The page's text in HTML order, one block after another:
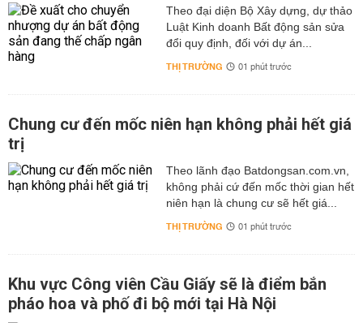
Theo đại diện Bộ Xây dựng, dự thảo
Luật Kinh doanh Bất động sản sửa
đổi quy định, đối với dự án...
THỊ TRƯỜNG 01 phút trước
Chung cư đến mốc niên hạn không phải hết giá
trị
Theo lãnh đạo Batdongsan.com.vn,
không phải cứ đến mốc thời gian hết
niên hạn là chung cư sẽ hết giá...
THỊ TRƯỜNG 01 phút trước
Khu vực Công viên Cầu Giấy sẽ là điểm bắn
pháo hoa và phố đi bộ mới tại Hà Nội